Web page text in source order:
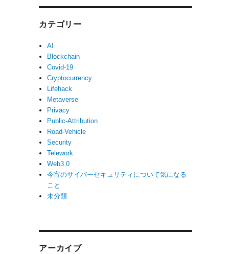
カテゴリー
AI
Blockchain
Covid-19
Cryptocurrency
Lifehack
Metaverse
Privacy
Public-Attribution
Road-Vehicle
Security
Telework
Web3.0
今宵のサイバーセキュリティについて気になる
こと
未分類
アーカイブ